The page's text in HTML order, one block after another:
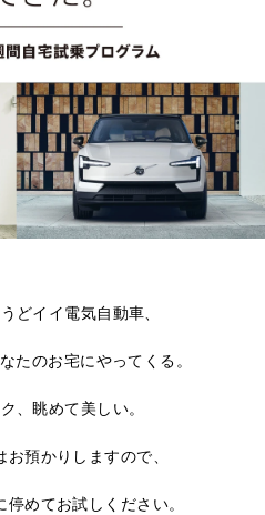
どイイ電気自動車、
たのお宅にやってくる。
、眺めて美しい。
預かりしますので、
めてお試しください。